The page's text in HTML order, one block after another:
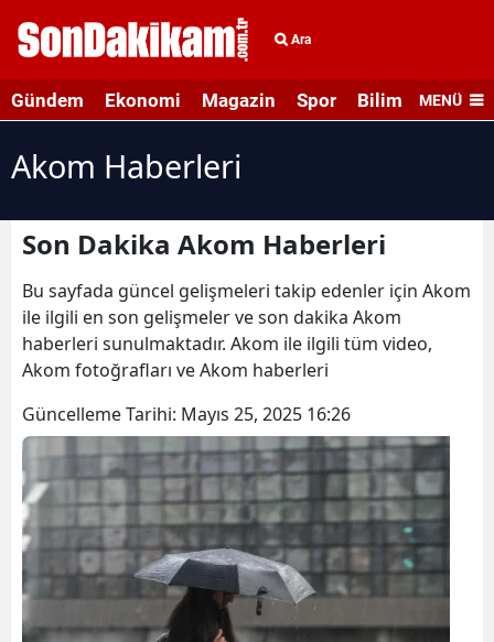
Ara
Gündem Ekonomi Magazin Spor Bilim veMENÜ
Akom Haberleri
Son Dakika Akom Haberleri
Bu sayfada güncel gelişmeleri takip edenler için Akom
ile ilgili en son gelişmeler ve son dakika Akom
haberleri sunulmaktadır. Akom ile ilgili tüm video,
Akom fotoğrafları ve Akom haberleri
Güncelleme Tarihi: Mayıs 25, 2025 16:26